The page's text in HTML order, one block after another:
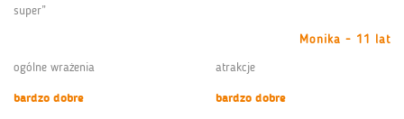
super”
Monika - 11 lat
ogólne wrażenia
bardzo dobre
atrakcje
bardzo dobre